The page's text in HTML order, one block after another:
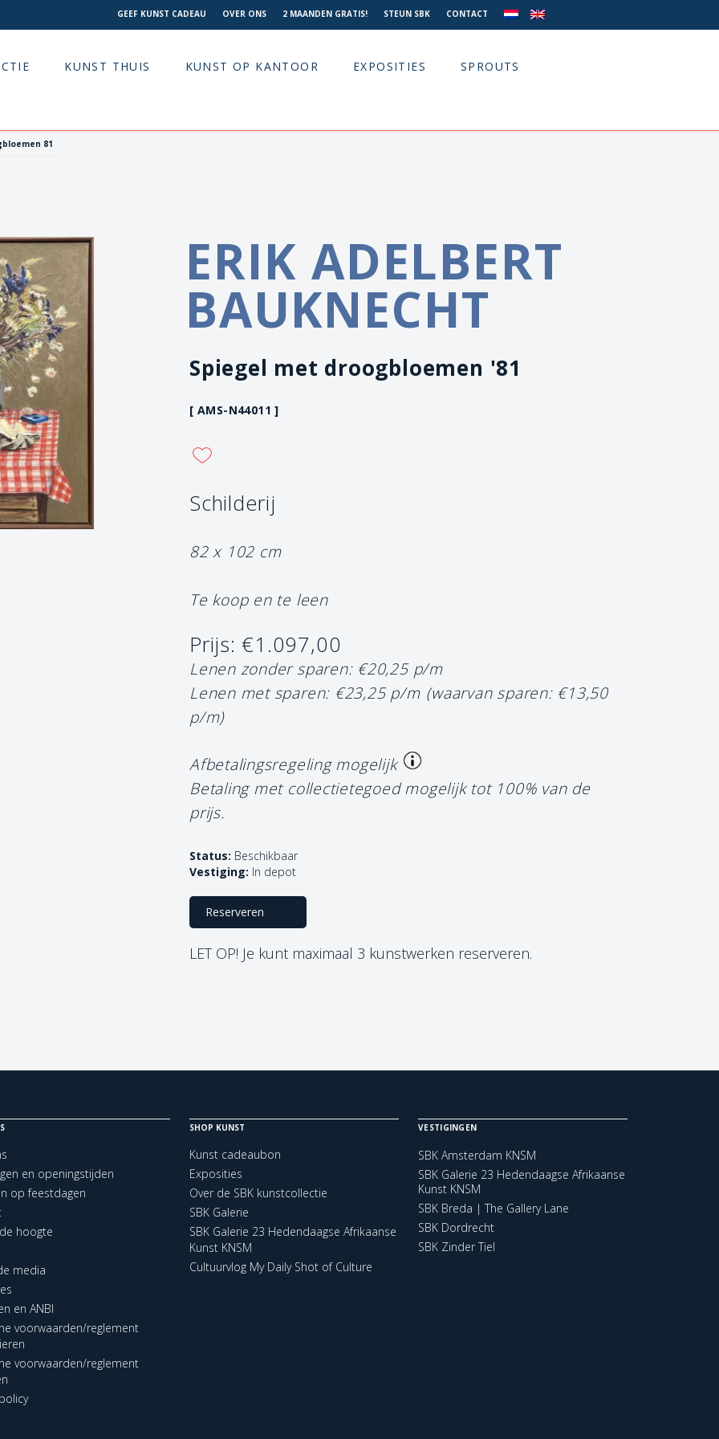
GEEF KUNST CADEAU OVER ONS 2 MAANDEN GRATIS! STEUN SBK CONTACT
KUNST THUIS KUNST OP KANTOOR EXPOSITIES SPROUTS
81
ERIK ADELBERT
BAUKNECHT
Spiegel met droogbloemen '81
[ AMS-N44011 ]
Schilderij
82 x 102 cm
Te koop en te leen
Prijs: €1.097,00
Lenen zonder sparen: €20,25 p/m
Lenen met sparen: €23,25 p/m (waarvan sparen: €13,50
p/m)
Afbetalingsregeling mogelijk
Betaling met collectietegoed mogelijk tot 100% van de
prijs.
Status: Beschikbaar
Vestiging: In depot
Reserveren
LET OP! Je kunt maximaal 3 kunstwerken reserveren.
en openingstijden
op feestdagen
hoogte
media
en ANBI
voorwaarden/reglement
voorwaarden/reglement
SHOP KUNST
Kunst cadeaubon
Exposities
Over de SBK kunstcollectie
SBK Galerie
SBK Galerie 23 Hedendaagse Afrikaanse
Kunst KNSM
Cultuurvlog My Daily Shot of Culture
VESTIGINGEN
SBK Amsterdam KNSM
SBK Galerie 23 Hedendaagse Afrikaanse
Kunst KNSM
SBK Breda | The Gallery Lane
SBK Dordrecht
SBK Zinder Tiel